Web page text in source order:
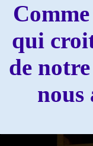
qui
de
nous